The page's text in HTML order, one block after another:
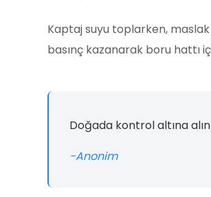
Kaptaj suyu toplarken,
basınç kazanarak boru hattı
Doğada kontrol altına
-Anonim